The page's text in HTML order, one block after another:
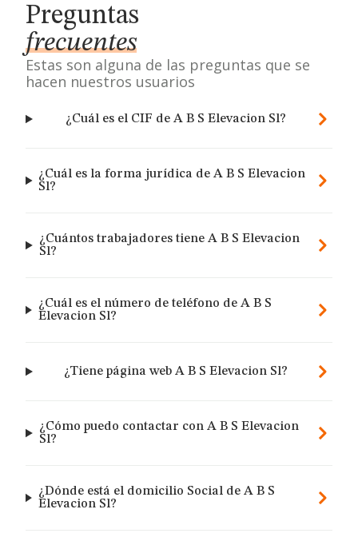
Preguntas
frecuentes
Estas son alguna de las preguntas que se
hacen nuestros usuarios
¿Cuál es el CIF de A B S Elevacion Sl?
¿Cuál es la forma jurídica de A B S Elevacion
Sl?
¿Cuántos trabajadores tiene A B S Elevacion
Sl?
¿Cuál es el número de teléfono de A B S
Elevacion Sl?
¿Tiene página web A B S Elevacion Sl?
¿Cómo puedo contactar con A B S Elevacion
Sl?
¿Dónde está el domicilio Social de A B S
Elevacion Sl?